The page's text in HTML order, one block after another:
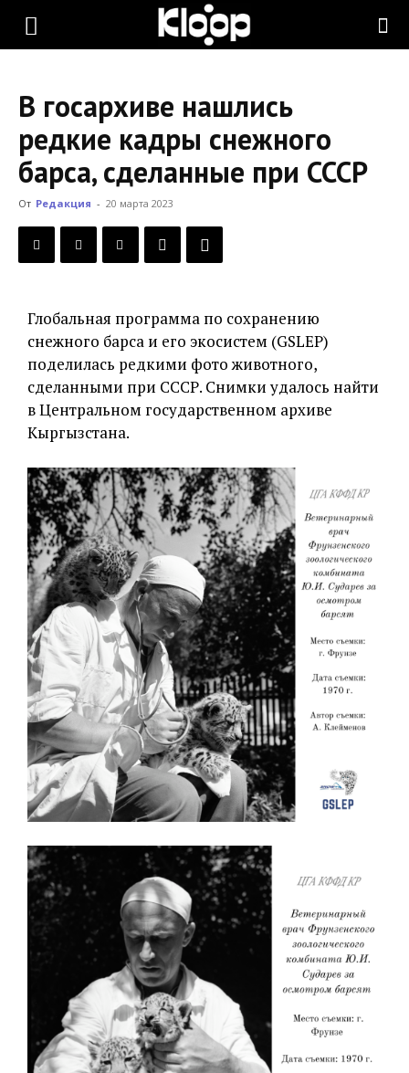
KLOOP.KG
Новости
Кыргызстана
В госархиве нашлись
редкие кадры снежного
барса, сделанные при СССР
От Редакция - 20 марта 2023
Глобальная программа по сохранению
снежного барса и его экосистем (GSLEP)
поделилась редкими фото животного,
сделанными при СССР. Снимки удалось найти
в Центральном государственном архиве
Кыргызстана.